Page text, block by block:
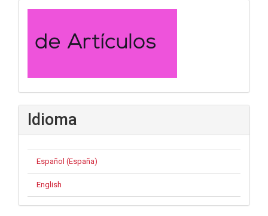
convocatoria
Idioma
Español (España)
English